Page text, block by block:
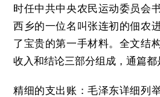
时任中共中央农民运动委员会
西乡的一位名叫张连初的佃农
了宝贵的第一手材料。全文结
收入和结论三部分组成，通篇都
精细的支出账：毛泽东详细列